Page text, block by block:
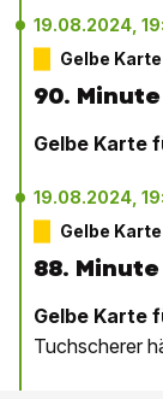
19.08.2024,
Gelbe Karte
90. Minute
Gelbe Karte
19.08.2024,
Gelbe Karte
88. Minute
Gelbe Karte
Tuchscherer